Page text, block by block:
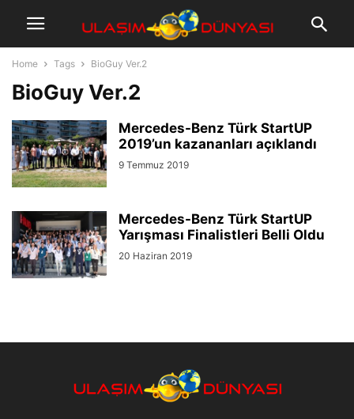
Home Tags BioGuy Ver.2
BioGuy Ver.2
Mercedes-Benz Türk StartUP
2019’un kazananları açıklandı
9 Temmuz 2019
Mercedes-Benz Türk StartUP
Yarışması Finalistleri Belli Oldu
20 Haziran 2019